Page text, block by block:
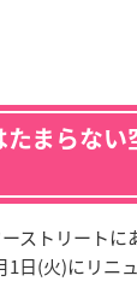
まらない
ストリートに
日(火)にリニ